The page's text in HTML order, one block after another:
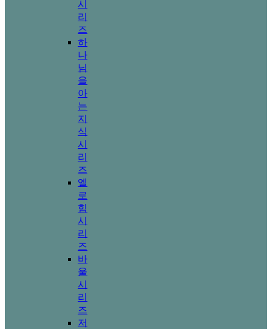
시
리
즈
하
나
님
을
아
는
지
식
시
리
즈
엘
로
힘
시
리
즈
바
울
시
리
즈
저